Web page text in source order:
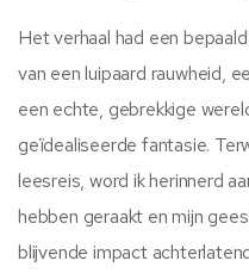
Het verhaal had een
van een luipaard rauwheid,
een echte, gebrekkige
geïdealiseerde fantasie.
leesreis, word ik herinnerd
hebben geraakt en mijn
blijvende impact